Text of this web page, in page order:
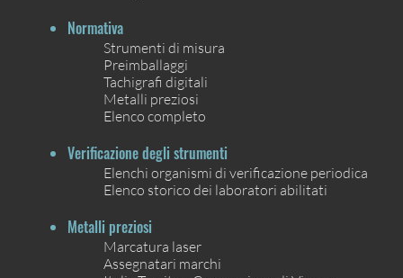
Normativa
Strumenti di misura
Preimballaggi
Tachigrafi digitali
Metalli preziosi
Elenco completo
Verificazione degli strumenti
Elenchi organismi di verificazione periodica
Elenco storico dei laboratori abilitati
Metalli preziosi
Marcatura laser
Assegnatari marchi